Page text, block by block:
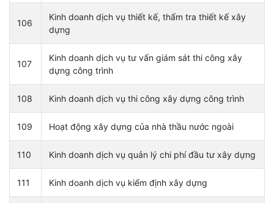
106
Kinh doanh dịch vụ thiết kế, thẩm tra thiết kế xây
dựng
107
Kinh doanh dịch vụ tư vấn giám sát thi công xây
dựng công trình
108 Kinh doanh dịch vụ thi công xây dựng công trình
109 Hoạt động xây dựng của nhà thầu nước ngoài
110 Kinh doanh dịch vụ quản lý chi phí đầu tư xây dựng
111 Kinh doanh dịch vụ kiểm định xây dựng